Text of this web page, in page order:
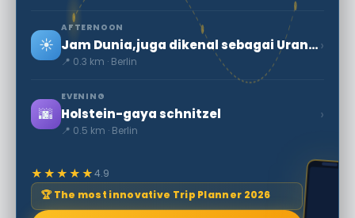
☀️
AFTERNOON
Jam Dunia,juga dikenal sebagai Urania Jam Dunia
📍 0.3 km · Berlin
›
🌆
EVENING
Holstein-gaya schnitzel
📍 0.5 km · Berlin
›
★★★★★4.9
🏆 The most innovative Trip Planner 2026